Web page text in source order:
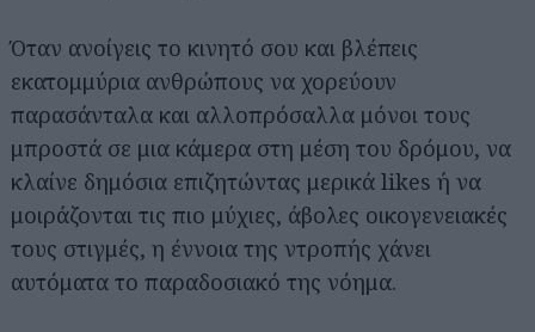
Όταν ανοίγεις το κινητό σου και βλέπεις
εκατομμύρια ανθρώπους να χορεύουν
παρασάνταλα και αλλοπρόσαλλα μόνοι τους
μπροστά σε μια κάμερα στη μέση του δρόμου, να
κλαίνε δημόσια επιζητώντας μερικά likes ή να
μοιράζονται τις πιο μύχιες, άβολες οικογενειακές
τους στιγμές, η έννοια της ντροπής χάνει
αυτόματα το παραδοσιακό της νόημα.